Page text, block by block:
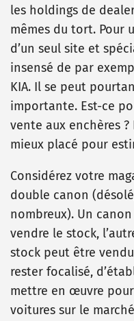
les holdings de
mêmes du tort. Pour
d’un seul site et
insensé de par
KIA. Il se peut
importante. Est-ce
vente aux enchères
mieux placé pour
Considérez votre
double canon
nombreux). Un
vendre le stock,
stock peut être
rester focalisé,
mettre en œuvre
voitures sur le